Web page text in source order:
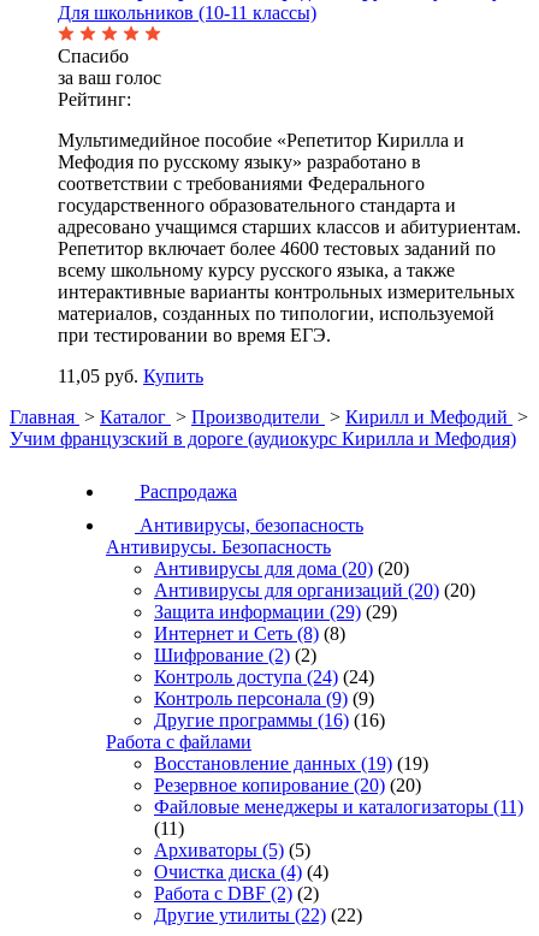
Для школьников (10-11 классы)
Спасибо
за ваш голос
Рейтинг:
Мультимедийное пособие «Репетитор Кирилла и
Мефодия по русскому языку» разработано в
соответствии с требованиями Федерального
государственного образовательного стандарта и
адресовано учащимся старших классов и абитуриентам.
Репетитор включает более 4600 тестовых заданий по
всему школьному курсу русского языка, а также
интерактивные варианты контрольных измерительных
материалов, созданных по типологии, используемой
при тестировании во время ЕГЭ.
11,05 руб. Купить
Главная > Каталог > Производители > Кирилл и Мефодий >
Учим французский в дороге (аудиокурс Кирилла и Мефодия)
Распродажа
Антивирусы, безопасность
Антивирусы. Безопасность
Антивирусы для дома (20) (20)
Антивирусы для организаций (20) (20)
Защита информации (29) (29)
Интернет и Сеть (8) (8)
Шифрование (2) (2)
Контроль доступа (24) (24)
Контроль персонала (9) (9)
Другие программы (16) (16)
Работа с файлами
Восстановление данных (19) (19)
Резервное копирование (20) (20)
Файловые менеджеры и каталогизаторы (11)
(11)
Архиваторы (5) (5)
Очистка диска (4) (4)
Работа с DBF (2) (2)
Другие утилиты (22) (22)